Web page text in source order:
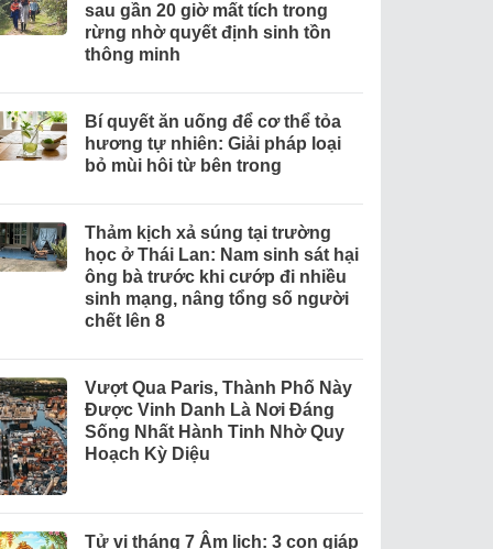
sau gần 20 giờ mất tích trong
rừng nhờ quyết định sinh tồn
thông minh
Bí quyết ăn uống để cơ thể tỏa
hương tự nhiên: Giải pháp loại
bỏ mùi hôi từ bên trong
Thảm kịch xả súng tại trường
học ở Thái Lan: Nam sinh sát hại
ông bà trước khi cướp đi nhiều
sinh mạng, nâng tổng số người
chết lên 8
Vượt Qua Paris, Thành Phố Này
Được Vinh Danh Là Nơi Đáng
Sống Nhất Hành Tinh Nhờ Quy
Hoạch Kỳ Diệu
Tử vi tháng 7 Âm lịch: 3 con giáp